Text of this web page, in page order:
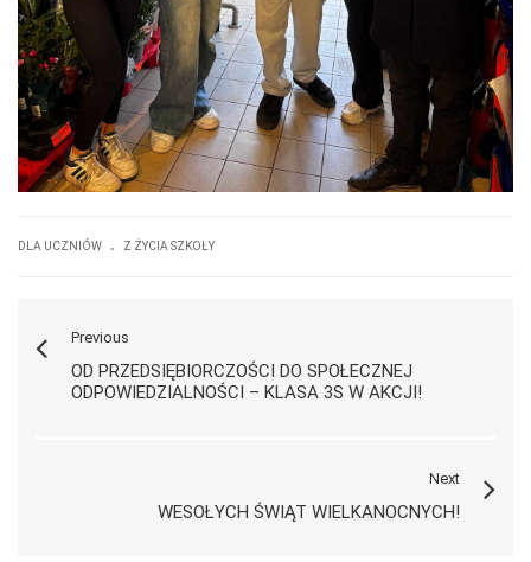
DLA UCZNIÓW . Z ŻYCIA SZKOŁY
Previous
OD PRZEDSIĘBIORCZOŚCI DO SPOŁECZNEJ
ODPOWIEDZIALNOŚCI – KLASA 3S W AKCJI!
Next
WESOŁYCH ŚWIĄT WIELKANOCNYCH!